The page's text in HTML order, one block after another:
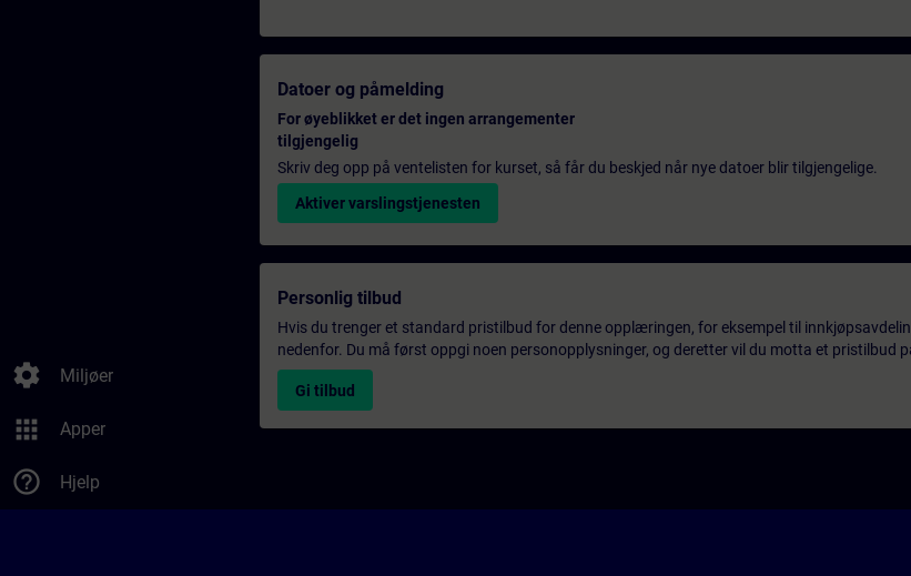
settings Miljøer
apps Apper
help_outline Hjelp
Datoer og påmelding
For øyeblikket er det ingen arrangementer
tilgjengelig
Skriv deg opp på ventelisten for kurset, så får du beskjed når nye datoer blir tilgjengelige.
Aktiver varslingstjenesten
Personlig tilbud
Hvis du trenger et standard pristilbud for denne opplæringen, for eksempel til
nedenfor. Du må først oppgi noen personopplysninger, og deretter vil du motta et pristilbud
Gi tilbud